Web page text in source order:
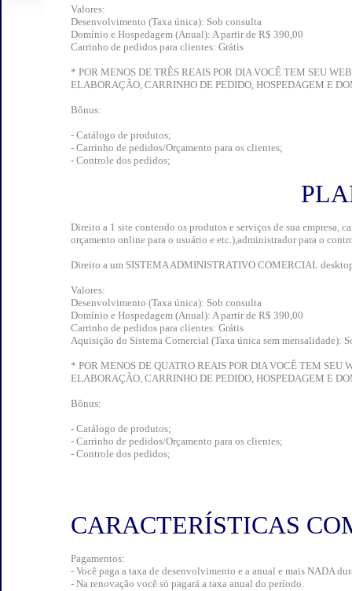
Valores:
Desenvolvimento (Taxa única): Sob consulta
Domínio e Hospedagem (Anual): A partir de R$ 390,00
Carrinho de pedidos para clientes: Grátis
* POR MENOS DE TRÊS REAIS POR DIA VOCÊ TEM SEU
ELABORAÇÃO, CARRINHO DE PEDIDO, HOSPEDAGEM E
Bônus:
- Catálogo de produtos;
- Carrinho de pedidos/Orçamento para os clientes;
- Controle dos pedidos;
Direito a 1 site contendo os produtos e serviços de sua empresa,
orçamento online para o usuário e etc.),administrador para o
Direito a um SISTEMA ADMINISTRATIVO COMERCIAL desktop
Valores:
Desenvolvimento (Taxa única): Sob consulta
Domínio e Hospedagem (Anual): A partir de R$ 390,00
Carrinho de pedidos para clientes: Grátis
Aquisição do Sistema Comercial (Taxa única sem mensalidade):
* POR MENOS DE QUATRO REAIS POR DIA VOCÊ TEM SEU
ELABORAÇÃO, CARRINHO DE PEDIDO, HOSPEDAGEM E
Bônus:
- Catálogo de produtos;
- Carrinho de pedidos/Orçamento para os clientes;
- Controle dos pedidos;
CARACTERÍSTICAS
Pagamentos:
- Você paga a taxa de desenvolvimento e a anual e mais NADA
- Na renovação você só pagará a taxa anual do período.